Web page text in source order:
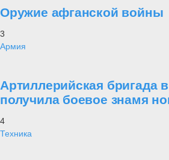
Оружие афганской войны
3
Армия
Артиллерийская бригада
получила боевое знамя
4
Техника